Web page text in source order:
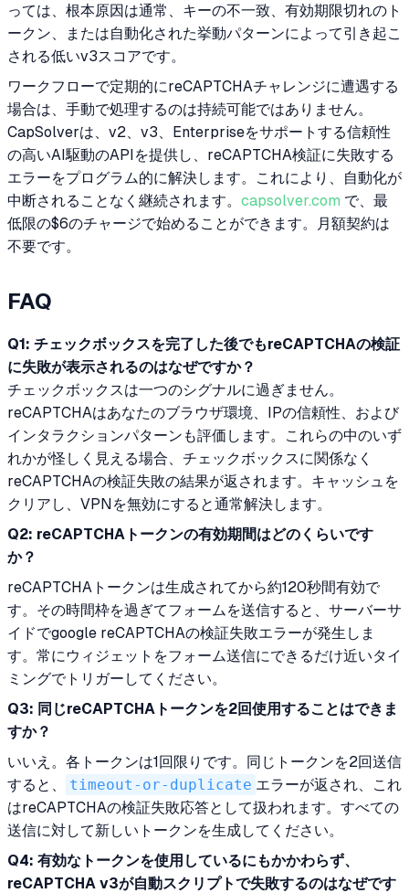
っては、根本原因は通常、キーの不一致、有効期限切れのト
ークン、または自動化された挙動パターンによって引き起こ
される低いv3スコアです。
ワークフローで定期的にreCAPTCHAチャレンジに遭遇する
場合は、手動で処理するのは持続可能ではありません。
CapSolverは、v2、v3、Enterpriseをサポートする信頼性
の高いAI駆動のAPIを提供し、reCAPTCHA検証に失敗する
エラーをプログラム的に解決します。これにより、自動化が
中断されることなく継続されます。 capsolver.com で、最
低限の$6のチャージで始めることができます。月額契約は
不要です。
FAQ
Q1: チェックボックスを完了した後でもreCAPTCHAの検証
に失敗が表示されるのはなぜですか？
チェックボックスは一つのシグナルに過ぎません。
reCAPTCHAはあなたのブラウザ環境、IPの信頼性、および
インタラクションパターンも評価します。これらの中のいず
れかが怪しく見える場合、チェックボックスに関係なく
reCAPTCHAの検証失敗の結果が返されます。キャッシュを
クリアし、VPNを無効にすると通常解決します。
Q2: reCAPTCHAトークンの有効期間はどのくらいです
か？
reCAPTCHAトークンは生成されてから約120秒間有効で
す。その時間枠を過ぎてフォームを送信すると、サーバーサ
イドでgoogle reCAPTCHAの検証失敗エラーが発生しま
す。常にウィジェットをフォーム送信にできるだけ近いタイ
ミングでトリガーしてください。
Q3: 同じreCAPTCHAトークンを2回使用することはできま
すか？
いいえ。各トークンは1回限りです。同じトークンを2回送信
すると、
timeout-or-duplicate エラーが返され、これ
はreCAPTCHAの検証失敗応答として扱われます。すべての
送信に対して新しいトークンを生成してください。
Q4: 有効なトークンを使用しているにもかかわらず、
reCAPTCHA v3が自動スクリプトで失敗するのはなぜです